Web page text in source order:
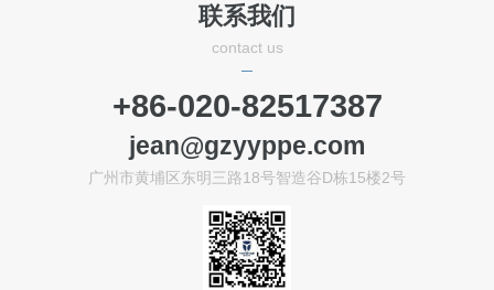
联系我们
contact us
+86-020-82517387
jean@gzyyppe.com
广州市黄埔区东明三路18号智造谷D栋15楼2号